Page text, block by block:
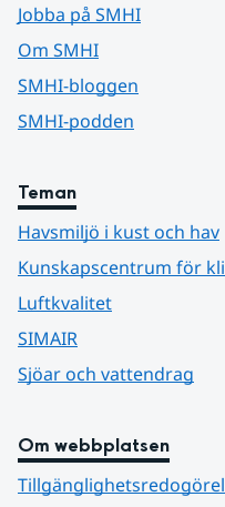
Jobba på SMHI
Om SMHI
SMHI-bloggen
SMHI-podden
Teman
Havsmiljö i kust och hav
Kunskapscentrum för
Luftkvalitet
SIMAIR
Sjöar och vattendrag
Om webbplatsen